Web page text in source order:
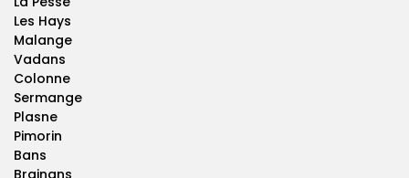
Les Hays
Malange
Vadans
Colonne
Sermange
Plasne
Pimorin
Bans